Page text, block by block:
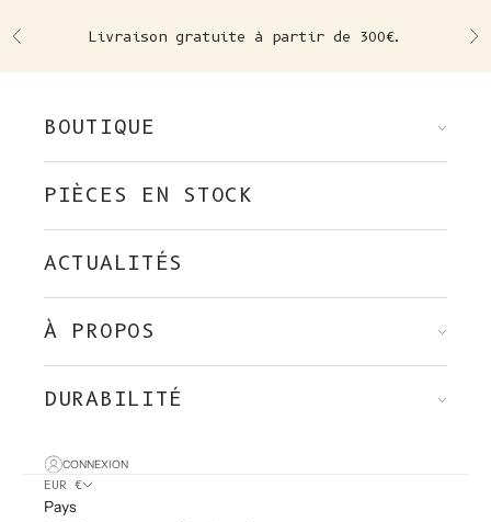
Précédent Livraison gratuite à partir de 300€.
BOUTIQUE
PIÈCES EN STOCK
ACTUALITÉS
À PROPOS
DURABILITÉ
CONNEXION
EUR €
Pays